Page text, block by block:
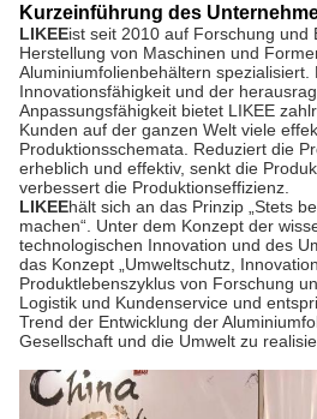
Kurzeinführung des
LIKEEist seit 2010 auf Forschung und
Herstellung von Maschinen und
Aluminiumfolienbehältern
Innovationsfähigkeit und der
Anpassungsfähigkeit bietet LIKEE
Kunden auf der ganzen Welt viele
Produktionsschemata. Reduziert die
erheblich und effektiv, senkt die
verbessert die Produktionseffizienz.
LIKEEhält sich an das Prinzip „Stets
machen“. Unter dem Konzept der
technologischen Innovation und des
das Konzept „Umweltschutz,
Produktlebenszyklus von Forschung
Logistik und Kundenservice und
Trend der Entwicklung der
Gesellschaft und die Umwelt zu